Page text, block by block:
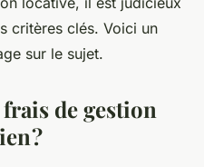
critères clés. Voici un
sur le sujet.
de gestion
?